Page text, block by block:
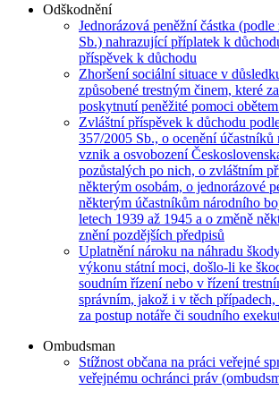
Odškodnění
Jednorázová peněžní částka
Sb.) nahrazující příplatek k
příspěvek k důchodu
Zhoršení sociální situace v
způsobené trestným činem, které
poskytnutí peněžité pomoci
Zvláštní příspěvek k důchodu
357/2005 Sb., o ocenění účastníků
vznik a osvobození
pozůstalých po nich, o zvláštním
některým osobám, o jednorázové
některým účastníkům národního
letech 1939 až 1945 a o změně
znění pozdějších předpisů
Uplatnění nároku na náhradu
výkonu státní moci, došlo-li ke
soudním řízení nebo v řízení
správním, jakož i v těch
za postup notáře či soudního
Ombudsman
Stížnost občana na práci veřejné
veřejnému ochránci práv